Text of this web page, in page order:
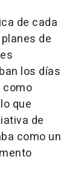
de cada
de
los días
como
que
de
como un